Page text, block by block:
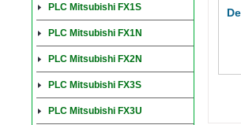
PLC Mitsubishi FX1S
PLC Mitsubishi FX1N
PLC Mitsubishi FX2N
PLC Mitsubishi FX3S
PLC Mitsubishi FX3U